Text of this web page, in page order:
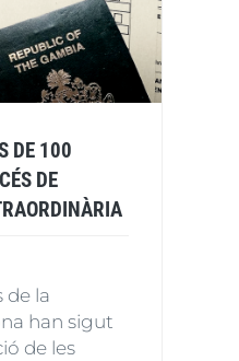
DE 100
DE
de la
han sigut
de les